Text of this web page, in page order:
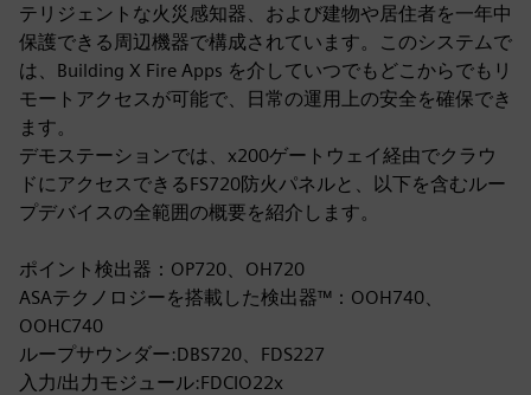
テリジェントな火災感知器、および建物や居住者を一年中
保護できる周辺機器で構成されています。このシステムで
は、Building X Fire Apps を介していつでもどこからでもリ
モートアクセスが可能で、日常の運用上の安全を確保でき
ます。
デモステーションでは、x200ゲートウェイ経由でクラウ
ドにアクセスできるFS720防火パネルと、以下を含むルー
プデバイスの全範囲の概要を紹介します。
ポイント検出器：OP720、OH720
ASAテクノロジーを搭載した検出器™：OOH740、
OOHC740
ループサウンダー:DBS720、FDS227
入力/出力モジュール:FDCIO22x